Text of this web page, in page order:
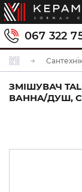
067 322
ЗМІШУВАЧ
ВАННA/ДУШ,